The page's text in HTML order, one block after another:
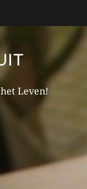
Leven!